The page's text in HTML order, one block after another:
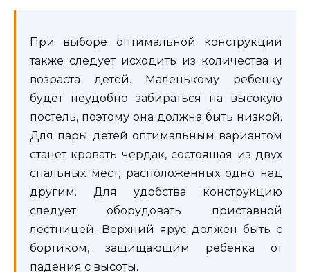
При выборе оптимальной конструкции
также следует исходить из количества и
возраста детей. Маленькому ребенку
будет неудобно забираться на высокую
постель, поэтому она должна быть низкой.
Для пары детей оптимальным вариантом
станет кровать чердак, состоящая из двух
спальных мест, расположенных одно над
другим. Для удобства конструкцию
следует оборудовать приставной
лестницей. Верхний ярус должен быть с
бортиком, защищающим ребенка от
падения с высоты.